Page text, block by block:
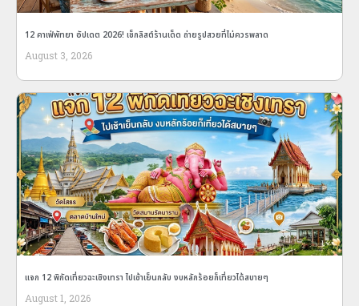
12 คาเฟ่พัทยา อัปเดต 2026! เช็กลิสต์ร้านเด็ด ถ่ายรูปสวยที่ไม่ควรพลาด
August 3, 2026
แจก 12 พิกัดเที่ยวฉะเชิงเทรา ไปเช้าเย็นกลับ งบหลักร้อยก็เที่ยวได้สบายๆ
August 1, 2026